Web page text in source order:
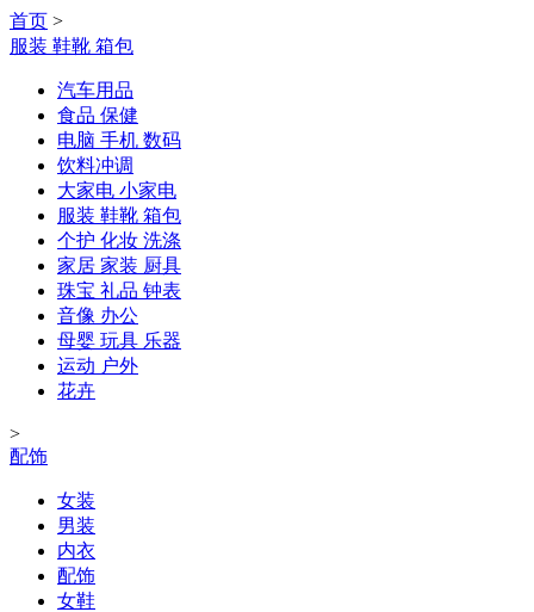
首页 >
服装 鞋靴 箱包
汽车用品
食品 保健
电脑 手机 数码
饮料冲调
大家电 小家电
服装 鞋靴 箱包
个护 化妆 洗涤
家居 家装 厨具
珠宝 礼品 钟表
音像 办公
母婴 玩具 乐器
运动 户外
花卉
>
配饰
女装
男装
内衣
配饰
女鞋